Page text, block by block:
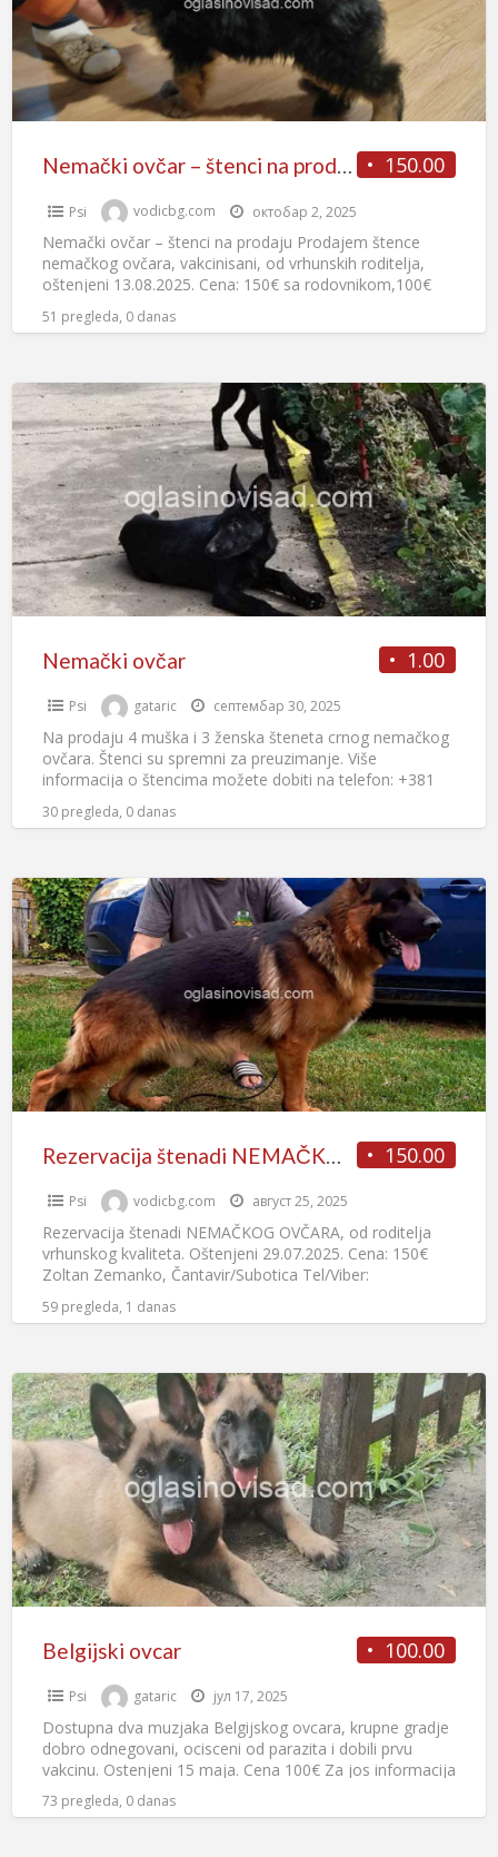
150.00
Nemački ovčar – štenci na prodaju
Psi vodicbg.com октобар 2, 2025
Nemački ovčar – štenci na prodaju Prodajem štence
nemačkog ovčara, vakcinisani, od vrhunskih roditelja,
oštenjeni 13.08.2025. Cena: 150€ sa rodovnikom,100€
bez Zoltan Zemanko, Čantavir/Subotica Tel/Viber:
51 pregleda, 0 danas
1.00
Nemački ovčar
Psi gataric септембар 30, 2025
Na prodaju 4 muška i 3 ženska šteneta crnog nemačkog
ovčara. Štenci su spremni za preuzimanje. Više
informacija o štencima možete dobiti na telefon: +381
30 pregleda, 0 danas
150.00
Rezervacija štenadi NEMAČKOG OVČARA
Psi vodicbg.com август 25, 2025
Rezervacija štenadi NEMAČKOG OVČARA, od roditelja
vrhunskog kvaliteta. Oštenjeni 29.07.2025. Cena: 150€
Zoltan Zemanko, Čantavir/Subotica Tel/Viber:
0628177925
59 pregleda, 1 danas
100.00
Belgijski ovcar
Psi gataric јул 17, 2025
Dostupna dva muzjaka Belgijskog ovcara, krupne gradje
dobro odnegovani, ocisceni od parazita i dobili prvu
vakcinu. Ostenjeni 15 maja. Cena 100€ Za jos informacija
pozovite […]
73 pregleda, 0 danas